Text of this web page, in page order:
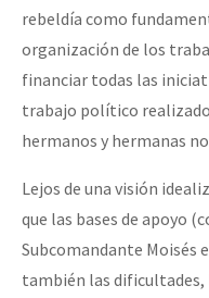
rebeldía como
organización de los
financiar todas las
trabajo político
hermanos y hermanas
Lejos de una visión
que las bases de apoyo
Subcomandante Moisés
también las dificultades,